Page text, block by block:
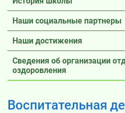
Наши социальные партнеры
Наши достижения
Сведения об организации
оздоровления
Воспитательная